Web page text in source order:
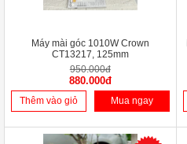
Máy mài góc 1010W Crown
CT13217, 125mm
950.000đ
880.000đ
Thêm vào giỏ Mua ngay